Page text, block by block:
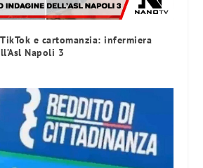
e cartomanzia: infermiera
Napoli 3